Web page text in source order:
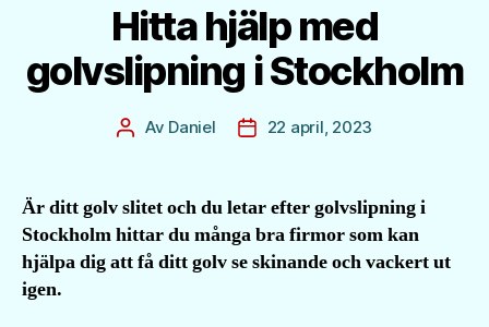
Hitta hjälp med
golvslipning i Stockholm
Inläggsförfattare
Av Daniel Inläggsdatum
22 april, 2023
Är ditt golv slitet och du letar efter golvslipning i
Stockholm hittar du många bra firmor som kan
hjälpa dig att få ditt golv se skinande och vackert ut
igen.